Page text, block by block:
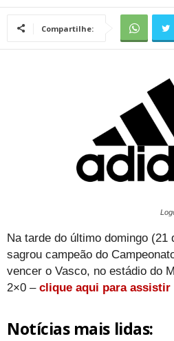
Compartilhe:
Na tarde do último domingo (21
sagrou campeão do
vencer o Vasco, no estádio do
2×0 – clique aqui para
Notícias mais lidas: